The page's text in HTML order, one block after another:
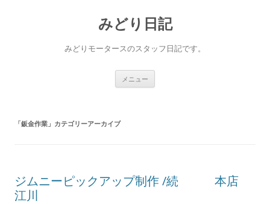
みどり日記
みどりモータースのスタッフ日記です。
メニュー
「鈑金作業 」カテゴリーアーカイブ
ジムニーピックアップ制作 /続 本店
江川